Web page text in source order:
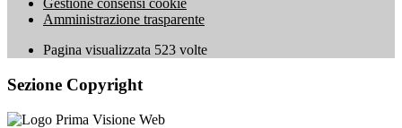
Gestione consensi cookie
Amministrazione trasparente
Pagina visualizzata 523 volte
Sezione Copyright